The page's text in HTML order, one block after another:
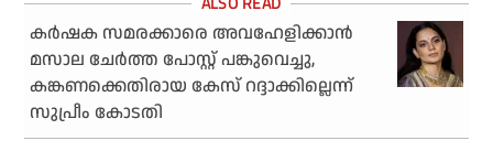
കര്‍ഷക സമരക്കാരെ അവഹേളിക്കാന്‍
മസാല ചേര്‍ത്ത പോസ്റ്റ് പങ്കുവെച്ചു,
കങ്കണക്കെതിരായ കേസ് റദ്ദാക്കില്ലെന്ന്
സുപ്രീം കോടതി